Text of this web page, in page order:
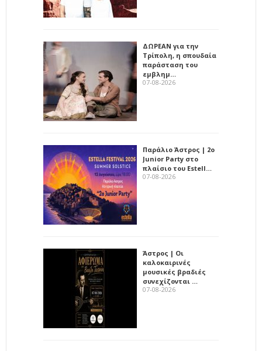
ΔΩΡΕΑΝ για την
Τρίπολη, η σπουδαία
παράσταση του
εμβλημ…
07-08-2026
Παράλιο Άστρος | 2ο
Junior Party στο
πλαίσιο του Estell…
07-08-2026
Άστρος | Οι
καλοκαιρινές
μουσικές βραδιές
συνεχίζονται …
07-08-2026